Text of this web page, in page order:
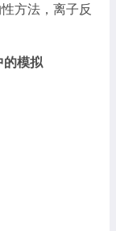
方法，离子反
的模拟